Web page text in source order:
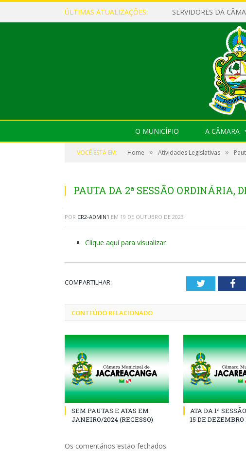
ÚLTIMAS ATUALIZAÇÕES:
O MUNICÍPIO A CÂMARA
VOCÊ ESTÁ EM: Home » Atividades Legislativas »
PAUTA DA 2ª SESSÃO ORDINÁRIA,
POR CR2-ADMIN1 EM 19 DE OUTUBRO DE 2023
Clique aqui para visualizar
COMPARTILHAR: Twitter
CONTEÚDO RELACIONADO
SEM PAUTAS E ATAS EM
JANEIRO/2024 (RECESSO)
ATA DA 1ª
15 DE DEZEMBRO
Os comentários estão fechados.